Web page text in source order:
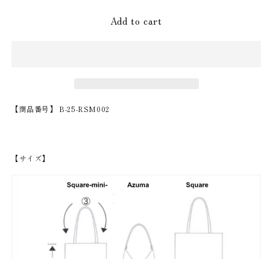
Add to cart
【商品番号】 B-25-RSM002
【サイズ】